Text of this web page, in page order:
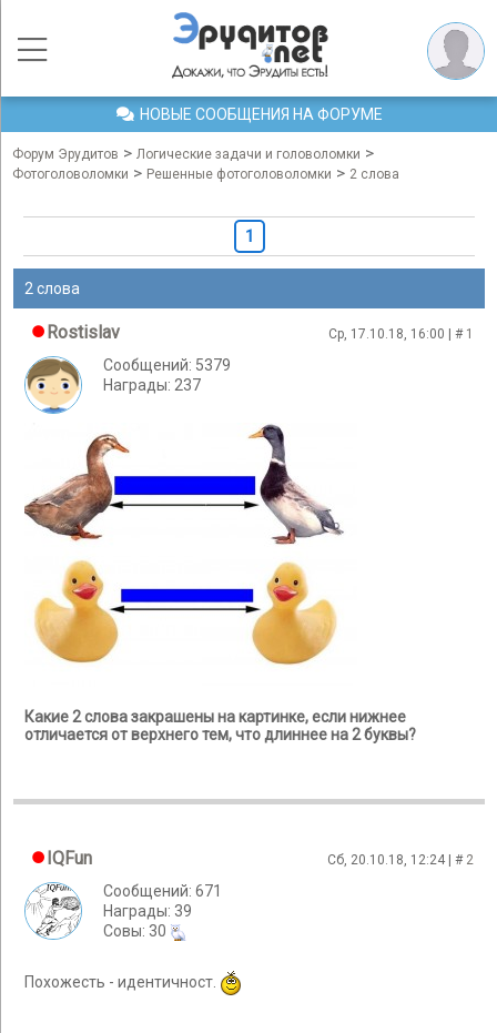
НОВЫЕ СООБЩЕНИЯ НА ФОРУМЕ
Форум Эрудитов > Логические задачи и головоломки >
Фотоголоволомки > Решенные фотоголоволомки > 2 слова
1
2 слова
Rostislav Ср, 17.10.18, 16:00 | # 1
Сообщений: 5379
Награды: 237
Какие 2 слова закрашены на картинке, если нижнее
отличается от верхнего тем, что длиннее на 2 буквы?
IQFun Сб, 20.10.18, 12:24 | # 2
Сообщений: 671
Награды: 39
Cовы: 30
Похожесть - идентичност.